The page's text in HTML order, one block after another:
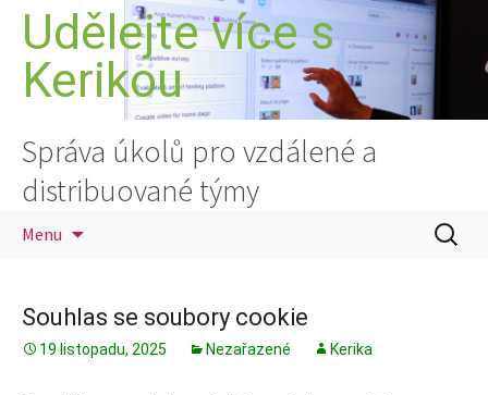
Přejít
obsahu
webu
Udělejte více s
Kerikou
Správa úkolů pro vzdálené a
distribuované týmy
Menu
Souhlas se soubory cookie
19 listopadu, 2025 Nezařazené Kerika